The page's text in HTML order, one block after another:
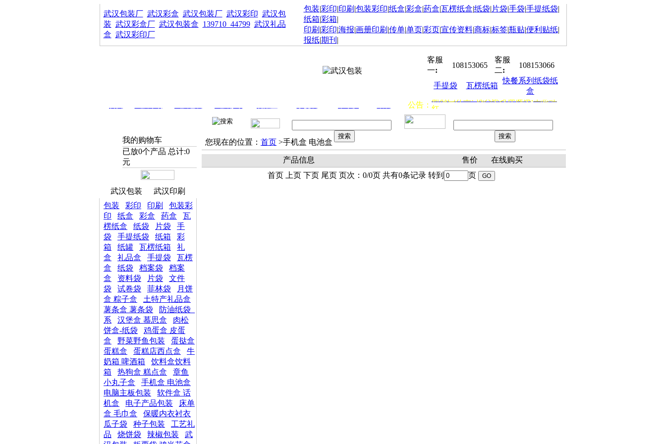
武汉包装厂 武汉彩盒 武汉包装厂 武汉彩印 武汉包
装 武汉彩盒厂 武汉包装盒 139710_44799 武汉礼品
盒 武汉彩印厂
包装|彩印|印刷 |包装彩印|纸盒|彩盒|药盒|瓦楞纸盒|纸袋| 片袋|手袋|手提纸袋|
纸箱|彩箱|
印刷 |彩印|海报|画册印刷 |传单|单页|彩页|宣传资料|商标|标签|瓶贴|便利贴纸|
报纸|期刊 |
客服
一:
108153065
客服
二:
108153066
手提袋 瓦楞纸箱
快餐系列纸袋纸
盒
公告：
新冠已开工! 祝大家身体健康,生意红
红
招聘：平面设计师、销售助理、客户
代表
我的购物车
已放0个产品 总计:0
元
武汉包装
武汉印刷
包装
彩印 印刷
包装彩
印
纸盒 彩盒 药盒
瓦
楞纸盒
纸袋 片袋
手
袋
手提纸袋 纸箱
彩
箱
纸罐 瓦楞纸箱
礼
盒
礼品盒 手提袋
瓦楞
盒
纸袋 档案袋
档案
盒
资料袋 片袋
文件
袋
试卷袋 菲林袋
月饼
盒 粽子盒
土特产礼品盒
薯条盒 薯条袋
防油纸袋_
系
汉堡盒 慕思盒
肉松
饼盒-纸袋
鸡蛋盒 皮蛋
盒
野菜野鱼包装
蛋挞盒
蛋糕盒
蛋糕店西点盒
牛
奶箱 啤酒箱
饮料盒饮料
箱
热狗盒 糕点盒
章鱼
小丸子盒
手机盒 电池盒
电脑主板包装
软件盒 话
机盒
电子产品包装
床单
盒 毛巾盒
保暖内衣衬衣
瓜子袋
种子包装
工艺礼
品
烧饼袋 辣椒包装
武
您现在的位置： 首页 >手机盒 电池盒
产品信息 售价
在线购买
首页 上页 下页 尾页 页次：0/0页 共有0条记录 转到
页